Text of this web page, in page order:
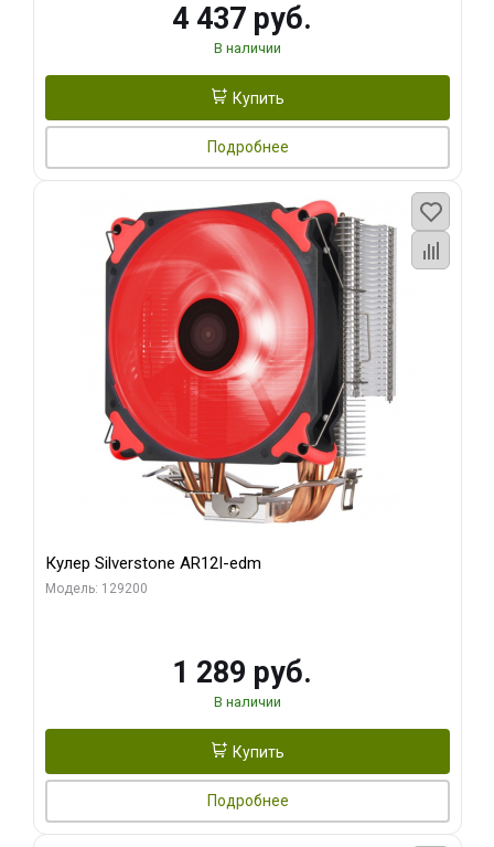
4 437 руб.
В наличии
Купить
Подробнее
Кулер Silverstone AR12I-edm
Модель: 129200
1 289 руб.
В наличии
Купить
Подробнее